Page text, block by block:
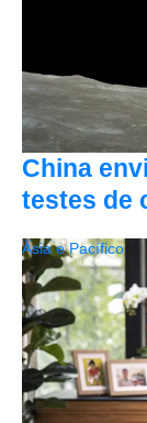
China
testes de
Ásia e Pacífico